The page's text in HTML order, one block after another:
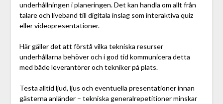
underhållningen i planeringen. Det kan handla om allt från
talare och liveband till digitala inslag som interaktiva quiz
eller videopresentationer.
Här gäller det att förstå vilka tekniska resurser
underhållarna behöver och i god tid kommunicera detta
med både leverantörer och tekniker på plats.
Testa alltid ljud, ljus och eventuella presentationer innan
gästerna anländer – tekniska generalrepetitioner minskar